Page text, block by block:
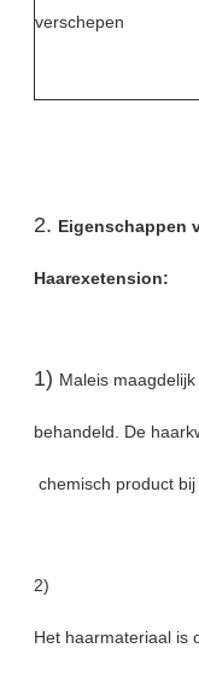
verschepen
2. Eigenschappen
Haarexetension:
1) Maleis
behandeld. De
chemisch product
2)
Het haarmateriaal is